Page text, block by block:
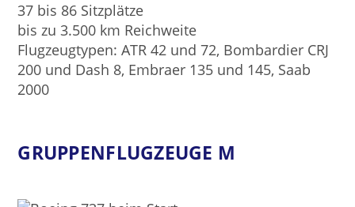
37 bis 86 Sitzplätze
bis zu 3.500 km Reichweite
Flugzeugtypen: ATR 42 und 72, Bombardier CRJ
200 und Dash 8, Embraer 135 und 145, Saab
2000
GRUPPENFLUGZEUGE M